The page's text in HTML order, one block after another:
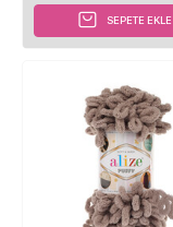
SEPETE EKLE